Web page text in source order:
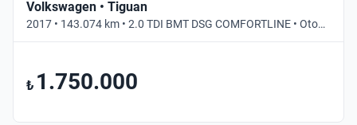
Volkswagen • Tiguan
2017 • 143.074 km • 2.0 TDI BMT DSG COMFORTLINE • Otomatik
₺ 1.750.000